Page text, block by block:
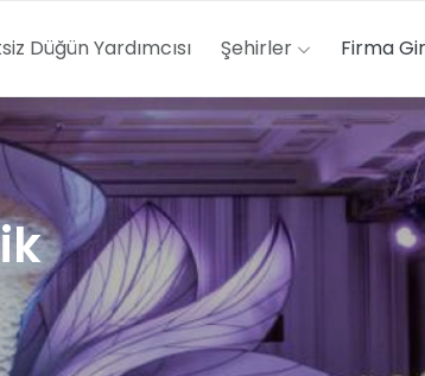
Düğün Yardımcısı Şehirler Firma